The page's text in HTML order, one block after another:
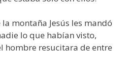
montaña Jesús les mandó
lo que habían visto,
hombre resucitara de entre